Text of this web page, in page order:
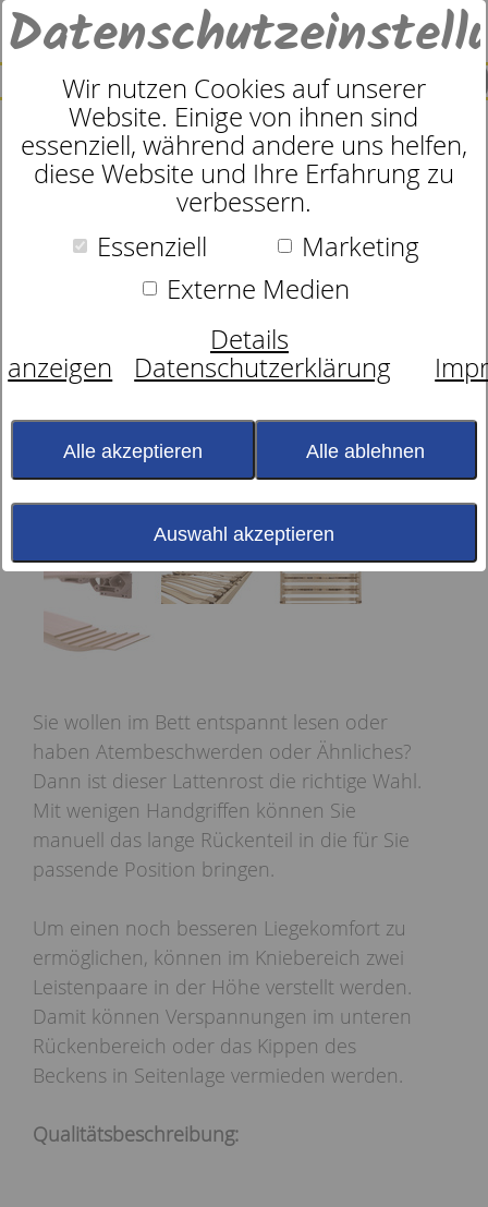
SUCHE
0
Rahmen Der Röwa R
Sie wollen im Bett entspannt lesen oder
haben Atembeschwerden oder Ähnliches?
Dann ist dieser Lattenrost die richtige Wahl.
Mit wenigen Handgriffen können Sie
manuell das lange Rückenteil in die für Sie
passende Position bringen.
Um einen noch besseren Liegekomfort zu
ermöglichen, können im Kniebereich zwei
Leistenpaare in der Höhe verstellt werden.
Damit können Verspannungen im unteren
Rückenbereich oder das Kippen des
Beckens in Seitenlage vermieden werden.
Qualitätsbeschreibung:
Wir nutzen Cookies auf unserer
Website. Einige von ihnen sind
essenziell, während andere uns helfen,
diese Website und Ihre Erfahrung zu
verbessern.
Essenziell
Marketing
Externe Medien
Details
anzeigen
Datenschutzerklärung
Alle akzeptieren Alle ablehnen
Auswahl akzeptieren